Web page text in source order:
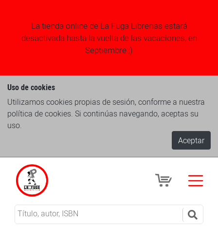
La tienda online de La Fuga Librerias estará
desactivada hasta la vuelta de las vacaciones, en
Septiembre ;)
Uso de cookies
Utilizamos cookies propias de sesión, conforme a nuestra
política de cookies. Si continúas navegando, aceptas su
uso.
Aceptar